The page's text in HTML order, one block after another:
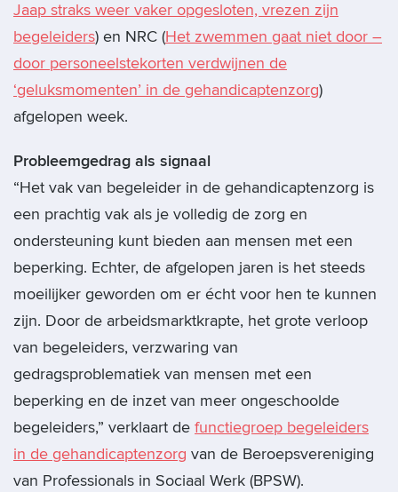
Jaap straks weer vaker opgesloten, vrezen zijn
begeleiders) en NRC (Het zwemmen gaat niet door –
door personeelstekorten verdwijnen de
‘geluksmomenten’ in de gehandicaptenzorg)
afgelopen week.
Probleemgedrag als signaal
“Het vak van begeleider in de gehandicaptenzorg is
een prachtig vak als je volledig de zorg en
ondersteuning kunt bieden aan mensen met een
beperking. Echter, de afgelopen jaren is het steeds
moeilijker geworden om er écht voor hen te kunnen
zijn. Door de arbeidsmarktkrapte, het grote verloop
van begeleiders, verzwaring van
gedragsproblematiek van mensen met een
beperking en de inzet van meer ongeschoolde
begeleiders,” verklaart de functiegroep begeleiders
in de gehandicaptenzorg van de Beroepsvereniging
van Professionals in Sociaal Werk (BPSW).